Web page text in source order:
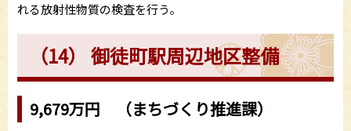
れる放射性物質の検査を行う。
（14） 御徒町駅周辺地区整備
9,679万円 （まちづくり推進課）